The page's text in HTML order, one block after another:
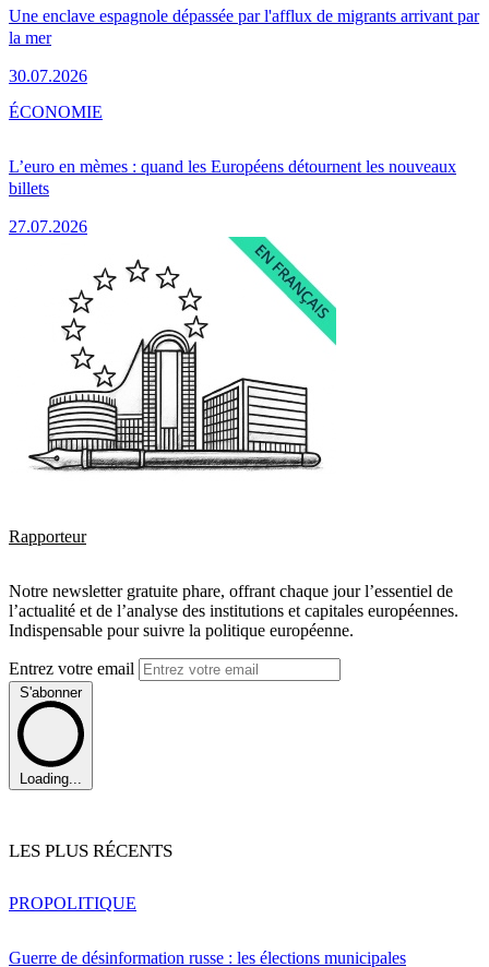
Une enclave espagnole dépassée par l'afflux de migrants arrivant par
la mer
30.07.2026
L’euro en mèmes : quand les Européens détournent les nouveaux
billets
27.07.2026
ÉCONOMIE
Rapporteur
Notre newsletter gratuite phare, offrant chaque jour l’essentiel de
l’actualité et de l’analyse des institutions et capitales européennes.
Indispensable pour suivre la politique européenne.
Entrez votre email
S'abonner
Loading...
LES PLUS RÉCENTS
Guerre de désinformation russe : les élections municipales
PROPOLITIQUE